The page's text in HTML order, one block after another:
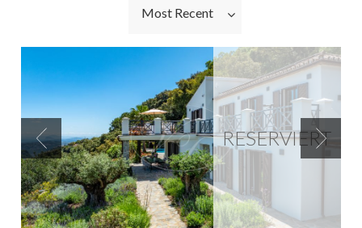
Most Recent
RESERVIERT
Previous Next